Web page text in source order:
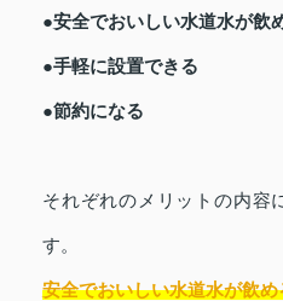
●安全でおいしい水道水が飲
●手軽に設置できる
●節約になる
それぞれのメリットの内容
す。
安全でおいしい水道水が飲め